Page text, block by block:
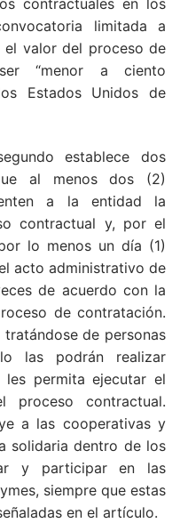
limitada a
el valor del proceso de
“menor a ciento
Estados Unidos de
establece dos
al menos dos (2)
a la entidad la
contractual y, por el
lo menos un día (1)
acto administrativo de
de acuerdo con la
de contratación.
de personas
las podrán realizar
permita ejecutar el
proceso contractual.
a las cooperativas y
solidaria dentro de los
y participar en las
siempre que estas
en el artículo.